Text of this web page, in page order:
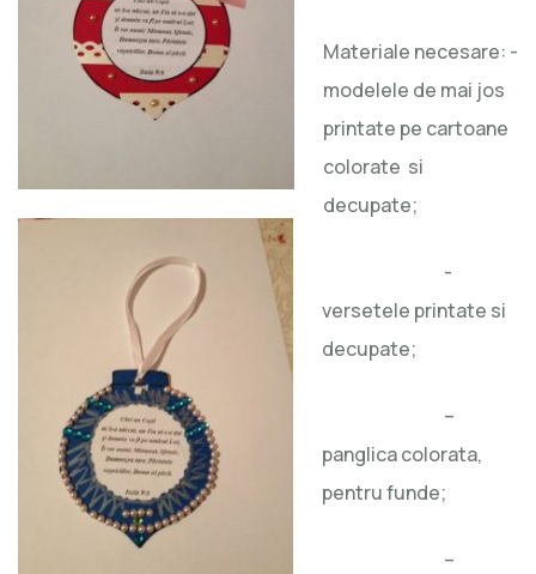
Materiale necesare: -
modelele de mai jos
printate pe cartoane
colorate si
decupate;
-
versetele printate si
decupate;
–
panglica colorata,
pentru funde;
–